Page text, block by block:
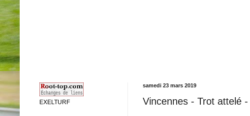
samedi 23 mars 2019
Vincennes - Trot attelé
EXELTURF